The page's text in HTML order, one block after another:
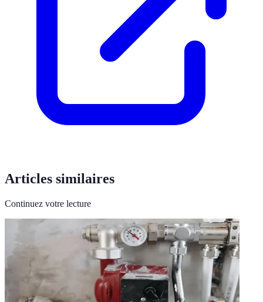
Articles similaires
Continuez votre lecture